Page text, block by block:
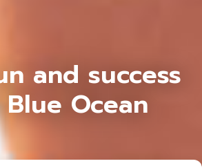
and success
Ocean